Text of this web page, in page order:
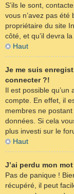
S’ils le sont,
vous n’avez pas
propriétaire du site
côté, et qu’il devra la
Haut
Je me suis
connecter ?!
Il est possible
compte. En effet, il
membres ne
données. Si cela
plus investi sur le
Haut
J’ai perdu mon
Pas de panique !
récupéré, il peut